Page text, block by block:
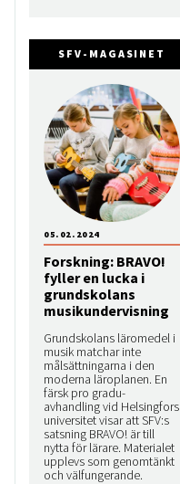
SFV-MAGASINET
Forskning: BRAVO!
fyller en lucka i
grundskolans
musikundervisning
Grundskolans läromedel i
musik matchar inte
målsättningarna i den
moderna läroplanen. En
färsk pro gradu-
avhandling vid Helsingfors
universitet visar att SFV:s
satsning BRAVO! är till
nytta för lärare. Materialet
upplevs som genomtänkt
och välfungerande.
05.02.2024